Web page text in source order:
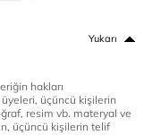
Yukarı
hakları
üçüncü kişilerin
resim vb. materyal ve
üçüncü kişilerin telif